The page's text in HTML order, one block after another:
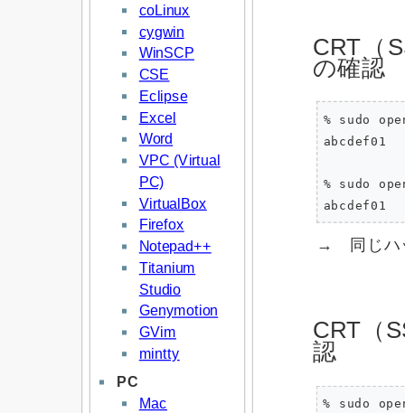
coLinux
cygwin
WinSCP
CSE
Eclipse
Excel
Word
VPC (Virtual
PC)
VirtualBox
Firefox
Notepad++
Titanium
Studio
Genymotion
GVim
mintty
PC
Mac
CRT（
の確認
% sudo
abcdef01
% sudo
→ 同じハ
CRT（
認
% sudo